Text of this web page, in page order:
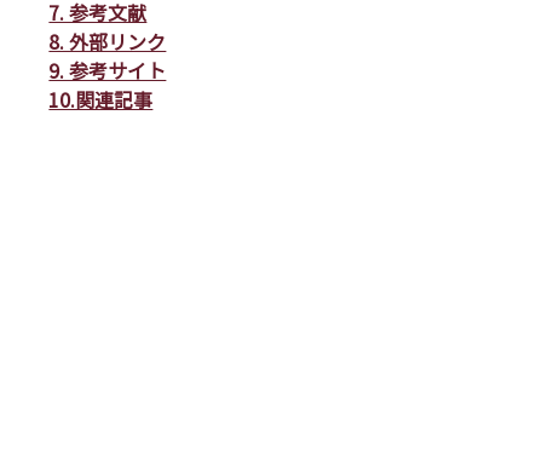
7. 参考文献
8. 外部リンク
9. 参考サイト
10.関連記事